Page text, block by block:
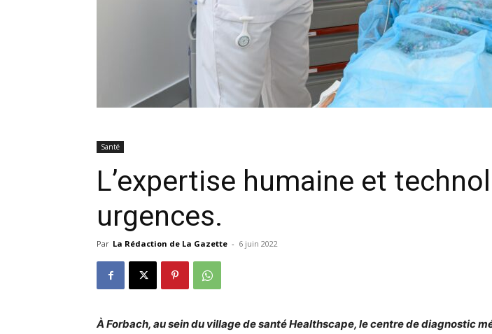
Santé
L’expertise humaine et
urgences.
Par La Rédaction de La Gazette - 6 juin 2022
À Forbach, au sein du village de santé Healthscape, le centre de diagnostic